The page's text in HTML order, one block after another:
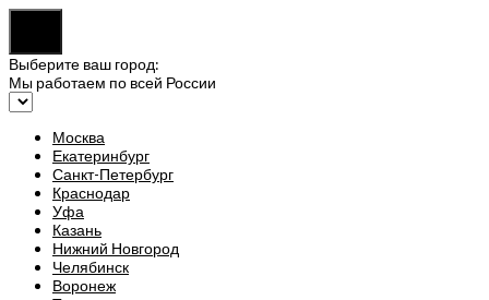
Выберите ваш город:
Мы работаем по всей России
Москва
Екатеринбург
Санкт-Петербург
Краснодар
Уфа
Казань
Нижний Новгород
Челябинск
Воронеж